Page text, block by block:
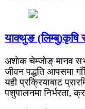
याक्थुङ (लिम्बु)कृषि
अशाेक चेम्जाेङ् मानव
जीवन पद्धति आपसमा
यही प्रक्रियाबाट
पशुपालनमा निर्भरता,